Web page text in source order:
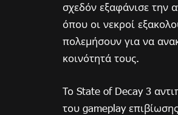
σχεδόν εξαφάνισε την
όπου οι νεκροί
πολεμήσουν για να
κοινότητά τους.
Το State of Decay 3
του gameplay